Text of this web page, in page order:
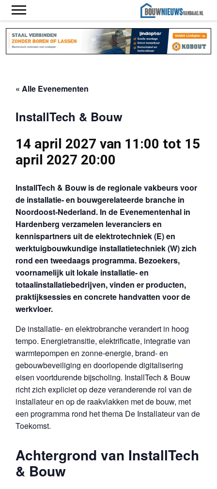
« Alle Evenementen
InstallTech & Bouw
14 april 2027 van 11:00 tot 15
april 2027 20:00
InstallTech & Bouw is de regionale vakbeurs voor
de installatie- en bouwgerelateerde branche in
Noordoost-Nederland. In de Evenementenhal in
Hardenberg verzamelen leveranciers en
kennispartners uit de elektrotechniek (E) en
werktuigbouwkundige installatietechniek (W) zich
rond een tweedaags programma. Bezoekers,
voornamelijk uit lokale installatie- en
totaalinstallatiebedrijven, vinden er producten,
praktijksessies en concrete handvatten voor de
werkvloer.
De installatie- en elektrobranche verandert in hoog
tempo. Energietransitie, elektrificatie, integratie van
warmtepompen en zonne-energie, brand- en
gebouwbeveiliging en doorlopende digitalisering
eisen voortdurende bijscholing. InstallTech & Bouw
richt zich expliciet op deze veranderende rol van de
installateur en op de raakvlakken met de bouw, met
een programma rond het thema De Installateur van de
Toekomst.
Achtergrond van InstallTech
& Bouw